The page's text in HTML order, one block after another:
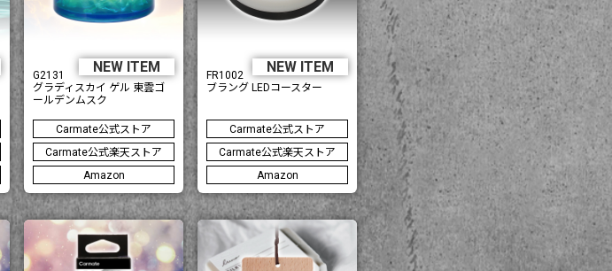
NEW ITEM
G2131
グラディスカイ ゲル 東雲ゴ
ールデンムスク
Carmate公式ストア
Carmate公式楽天ストア
Amazon
NEW ITEM
FR1002
ブラング LEDコースター
Carmate公式ストア
Carmate公式楽天ストア
Amazon